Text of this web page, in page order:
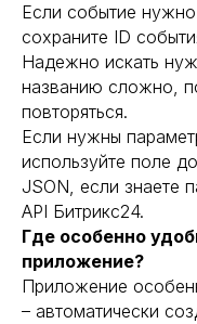
Если событие
сохраните ID
Надежно искать
названию сложно,
повторяться.
Если нужны
используйте поле
JSON, если знаете
API Битрикс24.
Где особенно
приложение?
Приложение
– автоматически